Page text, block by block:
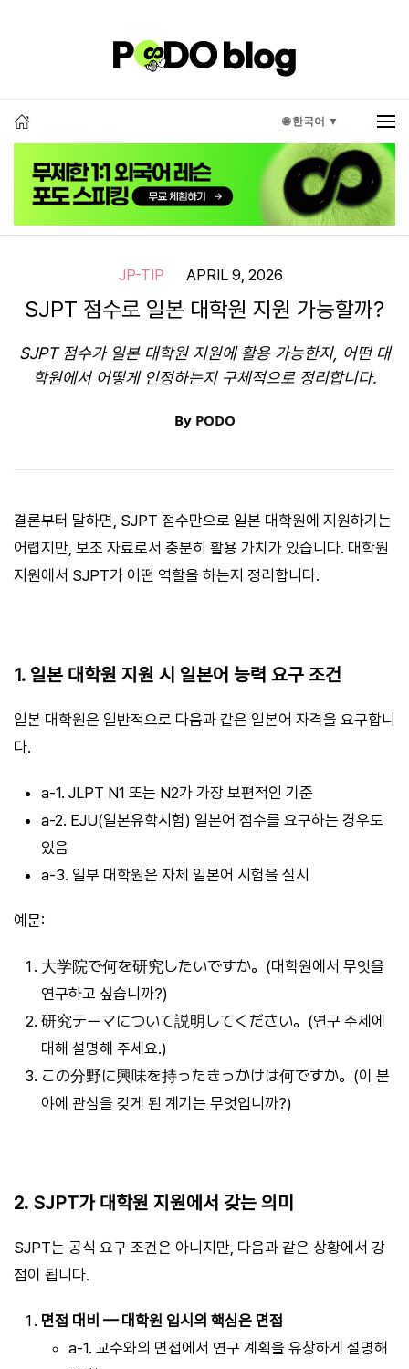
🌐 한국어 ▼
JP-TIP APRIL 9, 2026
SJPT 점수로 일본 대학원 지원 가능할까?
SJPT 점수가 일본 대학원 지원에 활용 가능한지, 어떤 대
학원에서 어떻게 인정하는지 구체적으로 정리합니다.
By PODO
결론부터 말하면, SJPT 점수만으로 일본 대학원에 지원하기는
어렵지만, 보조 자료로서 충분히 활용 가치가 있습니다. 대학원
지원에서 SJPT가 어떤 역할을 하는지 정리합니다.
1. 일본 대학원 지원 시 일본어 능력 요구 조건
일본 대학원은 일반적으로 다음과 같은 일본어 자격을 요구합니
다.
a-1. JLPT N1 또는 N2가 가장 보편적인 기준
a-2. EJU(일본유학시험) 일본어 점수를 요구하는 경우도
있음
a-3. 일부 대학원은 자체 일본어 시험을 실시
예문:
大学院で何を研究したいですか。(대학원에서 무엇을
연구하고 싶습니까?)
研究テーマについて説明してください。(연구 주제에
대해 설명해 주세요.)
この分野に興味を持ったきっかけは何ですか。(이 분
야에 관심을 갖게 된 계기는 무엇입니까?)
2. SJPT가 대학원 지원에서 갖는 의미
SJPT는 공식 요구 조건은 아니지만, 다음과 같은 상황에서 강
점이 됩니다.
면접 대비 — 대학원 입시의 핵심은 면접
a-1. 교수와의 면접에서 연구 계획을 유창하게 설명해